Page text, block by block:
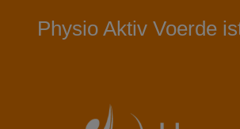
Physio Aktiv Voerde